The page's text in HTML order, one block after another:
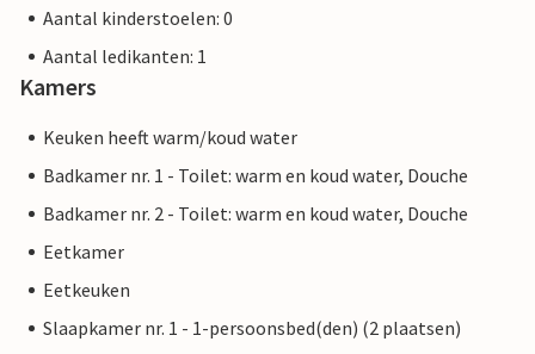
Aantal kinderstoelen: 0
Aantal ledikanten: 1
Kamers
Keuken heeft warm/koud water
Badkamer nr. 1 - Toilet: warm en koud water, Douche
Badkamer nr. 2 - Toilet: warm en koud water, Douche
Eetkamer
Eetkeuken
Slaapkamer nr. 1 - 1-persoonsbed(den) (2 plaatsen)